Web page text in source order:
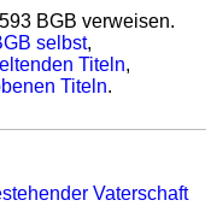
BGB verweisen.
selbst,
Titeln,
Titeln.
Vaterschaft